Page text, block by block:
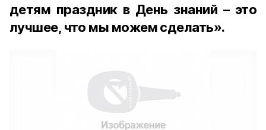
детям праздник в День знаний – это
лучшее, что мы можем сделать».